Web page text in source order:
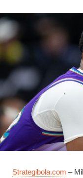
Strategibola.com –